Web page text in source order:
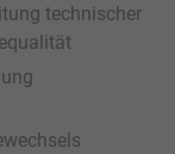
technischer